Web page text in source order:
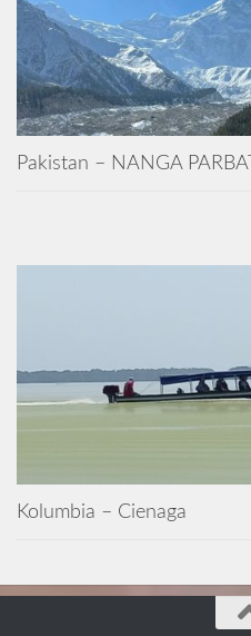
Pakistan – NANGA PARBAT
Kolumbia – Cienaga